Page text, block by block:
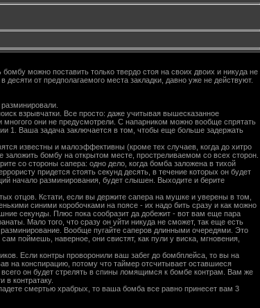
можно поставить только твердо стоя на своих двоих и никуда не
от предполагаемого места закладки, давно уже не действуют.
взрывчатки. Все просто: даже учитывая вышесказанное
многого они не предусмотрели. С напарником можно вообще спрятать
1. Ваша задача заключается в том, чтобы еще больше задержать
известны и малоэффективны (кроме тех случаев, когда до хитро
бомбу на открытом месте, простреливаемом со всех сторон.
со стороны сапера: одно дело, когда бомба заложена в тихой
придется стоять секунд десять, в течение которых он будет
начало разминирования, будет слышен. Выходите и берите
отцов. Кстати, если вы держите сапера на мушке и уверены в том,
синими коробочками на поясе - их надо бить сразу и как можно
секунды. Плюс пока сообразит да добежит - вот вам еще пара
Мало того, что сразу он уйти никуда не сможет, так еще есть
Вообще пугайте саперов длинными очередями. Это
поймешь, наверное, они свистят, как пули у виска, мгновения,
Если контры проворонили ваш забег до бомбплейса, то вы на
на конспирацию, потому что таймер отсчитывает оставшиеся
он будет стрелять в спины ломящимся к бомбе контрам. Вам же
в контратаку.
смертью храбрых, то ваша бомба все равно принесет вам 3